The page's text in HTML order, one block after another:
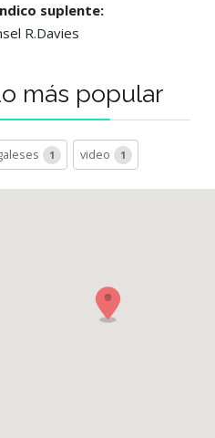
suplente:
R.Davies
más popular
1 video 1